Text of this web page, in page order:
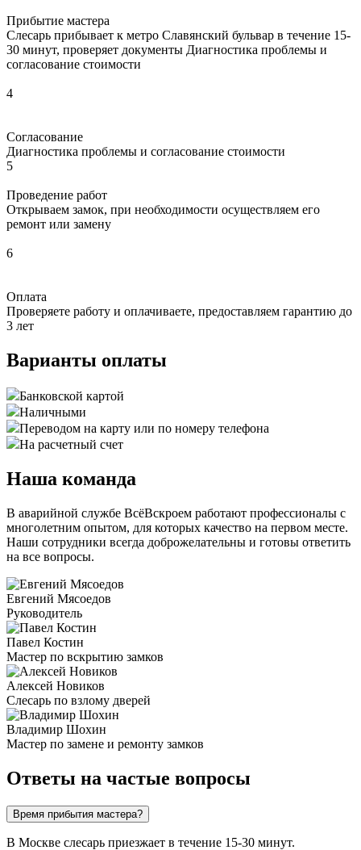
Прибытие мастера
Слесарь прибывает к метро Славянский бульвар в течение 15-
30 минут, проверяет документы Диагностика проблемы и
согласование стоимости
4
Согласование
Диагностика проблемы и согласование стоимости
5
Проведение работ
Открываем замок, при необходимости осуществляем его
ремонт или замену
6
Оплата
Проверяете работу и оплачиваете, предоставляем гарантию до
3 лет
Варианты оплаты
Банковской картой
Наличными
Переводом на карту или по номеру телефона
На расчетный счет
Наша команда
В аварийной службе ВсёВскроем работают профессионалы с
многолетним опытом, для которых качество на первом месте.
Наши сотрудники всегда доброжелательны и готовы ответить
на все вопросы.
Евгений Мясоедов
Руководитель
Павел Костин
Мастер по вскрытию замков
Алексей Новиков
Слесарь по взлому дверей
Владимир Шохин
Мастер по замене и ремонту замков
Ответы на частые вопросы
Время прибытия мастера?
В Москве слесарь приезжает в течение 15-30 минут.